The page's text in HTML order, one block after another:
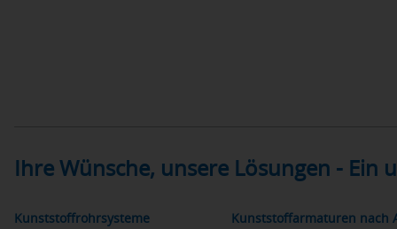
Ihre Wünsche, unsere Lösungen -
Kunststoffrohrsysteme Kunststoffarmaturen nach